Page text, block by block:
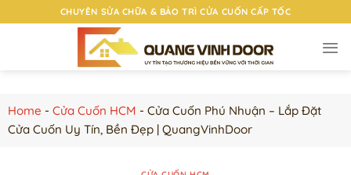
đến
CHUYÊN SỬA CHỮA & BẢO TRÌ CỬA CUỐN CẤP TỐC
Home - Cửa Cuốn HCM - Cửa Cuốn Phú Nhuận – Lắp Đặt
Cửa Cuốn Uy Tín, Bền Đẹp | QuangVinhDoor